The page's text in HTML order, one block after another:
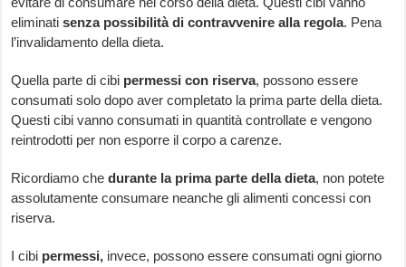
eliminatisenza possibilità di contravvenire alla regola. Pena
l’invalidamento della dieta.
Quella parte di cibi permessi con riserva, possono essere
consumati solo dopo aver completato la prima parte della dieta.
Questi cibi vanno consumati in quantità controllate e vengono
reintrodotti per non esporre il corpo a carenze.
Ricordiamo chedurante la prima parte della dieta, non potete
assolutamente consumare neanche gli alimenti concessi con
riserva.
I cibi permessi, invece, possono essere consumati ogni giorno